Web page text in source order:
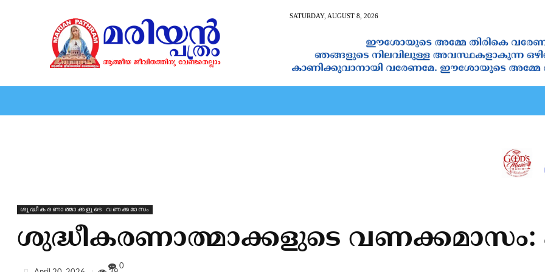
SATURDAY, AUGUST 8, 2026
ശുദ്ധീകരണാത്മാക്കളുടെ വണക്കമാസം
ശുദ്ധീകരണാത്മാക്കളുടെ വണക്കമാസം:
0